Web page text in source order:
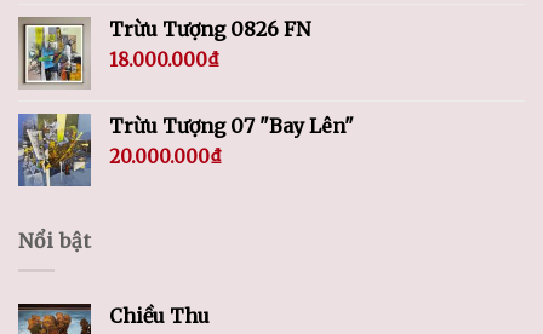
Trừu Tượng 0826 FN
18.000.000₫
Trừu Tượng 07 "Bay Lên"
20.000.000₫
Nổi bật
Chiều Thu